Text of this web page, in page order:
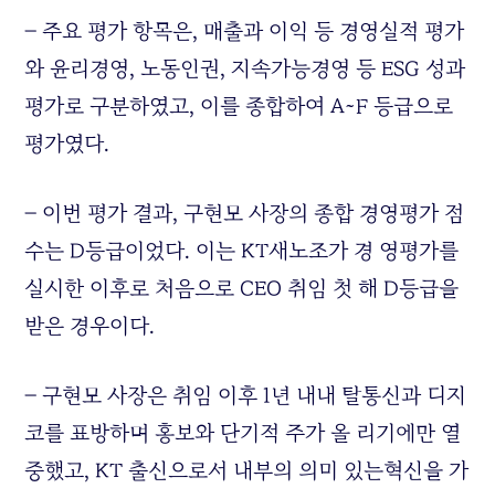
– 주요 평가 항목은, 매출과 이익 등 경영실적 평가
와 윤리경영, 노동인권, 지속가능경영 등 ESG 성과
평가로 구분하였고, 이를 종합하여 A~F 등급으로
평가였다.
– 이번 평가 결과, 구현모 사장의 종합 경영평가 점
수는 D등급이었다. 이는 KT새노조가 경 영평가를
실시한 이후로 처음으로 CEO 취임 첫 해 D등급을
받은 경우이다.
– 구현모 사장은 취임 이후 1년 내내 탈통신과 디지
코를 표방하며 홍보와 단기적 주가 올 리기에만 열
중했고, KT 출신으로서 내부의 의미 있는혁신을 가